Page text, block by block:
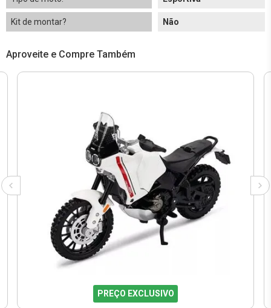
Kit de montar? Não
Aproveite e Compre Também
PREÇO EXCLUSIVO